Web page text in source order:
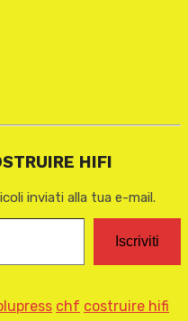
HIFI
inviati alla tua e-mail.
Iscriviti
chf costruire hifi